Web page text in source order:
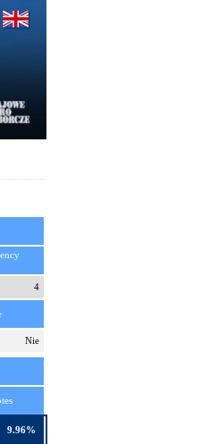
4
Nie
9.96%